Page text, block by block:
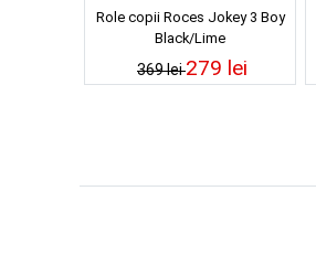
Role copii Roces Jokey 3 Boy
Black/Lime
369 lei279 lei